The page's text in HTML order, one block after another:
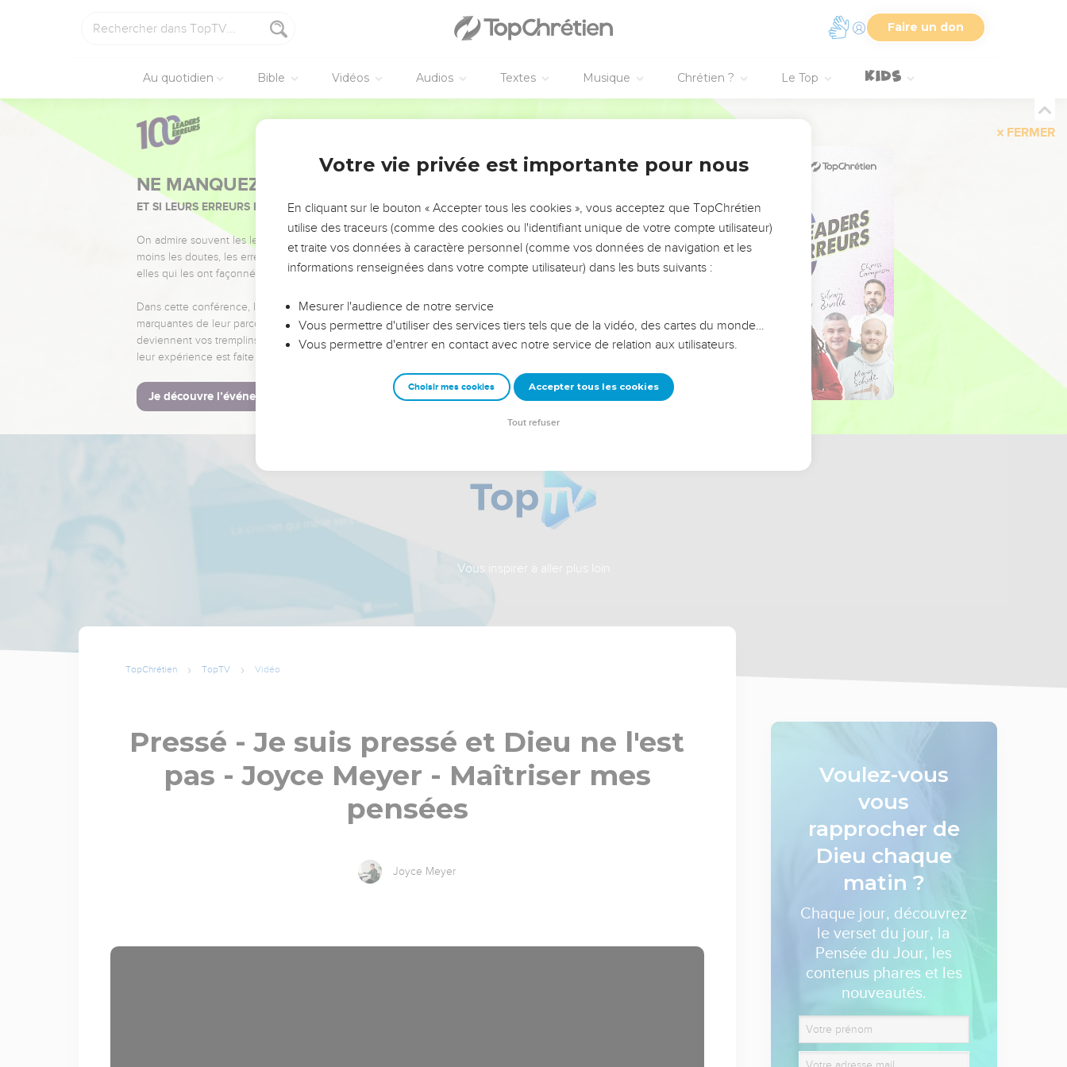
Faire un don
Au quotidien Bible Vidéos Audios Textes Musique Chrétien ? Le Top
FERMER
NE MANQUEZ PAS L’ÉVÉNEMENT DE L’ANNÉE !
ET SI LEURS ERREURS POUVAIENT VOUS ÉVITER LES VOTRES ?
On admire souvent les leaders pour leurs réussites, leur impact, leur foi ou leur vision. Mais on voit
moins les doutes, les erreurs et les saisons difficiles qu'ils ont traversés, alors même que ce sont
elles qui les ont façonnés.
Dans cette conférence, leaders, entrepreneurs, et responsables reviennent sur les erreurs
marquantes de leur parcours et les clés pour avancer avec plus de sagesse afin que leurs erreurs
deviennent vos tremplins. Que vous guidiez un ministère, une équipe, un groupe ou une famille,
leur expérience est faite pour vous.
Je découvre l’événement
Vous inspirer à aller plus loin
TopChrétien TopTV Vidéo
Pressé - Je suis pressé et Dieu ne l'est
pas - Joyce Meyer - Maîtriser mes
pensées
Joyce Meyer
Voulez-vous
vous
rapprocher de
Dieu chaque
matin ?
Chaque jour, découvrez
le verset du jour, la
Pensée du Jour, les
contenus phares et les
nouveautés.
Votre vie privée est importante pour nous
En cliquant sur le bouton « Accepter tous les cookies », vous acceptez que TopChrétien
utilise des traceurs (comme des cookies ou l'identifiant unique de votre compte utilisateur)
et traite vos données à caractère personnel (comme vos données de navigation et les
informations renseignées dans votre compte utilisateur) dans les buts suivants :
Mesurer l'audience de notre service
Vous permettre d'utiliser des services tiers tels que de la vidéo, des cartes du monde…
Vous permettre d'entrer en contact avec notre service de relation aux utilisateurs.
Choisir mes cookies Accepter tous les cookies
Tout refuser